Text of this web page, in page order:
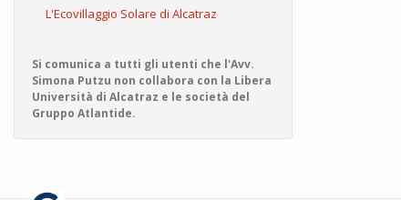
L'Ecovillaggio Solare di Alcatraz
Si comunica a tutti gli utenti che l'Avv.
Simona Putzu non collabora con la Libera
Università di Alcatraz e le società del
Gruppo Atlantide.